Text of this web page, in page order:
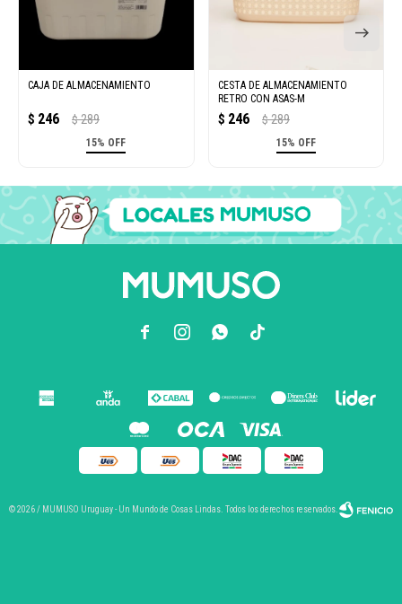
CAJA DE ALMACENAMIENTO
$ 246 $ 289
15% OFF
CESTA DE ALMACENAMIENTO
RETRO CON ASAS-M
$ 246 $ 289
15% OFF
  
© 2026 / MUMUSO Uruguay - Un Mundo de Cosas Lindas. Todos los derechos reservados.